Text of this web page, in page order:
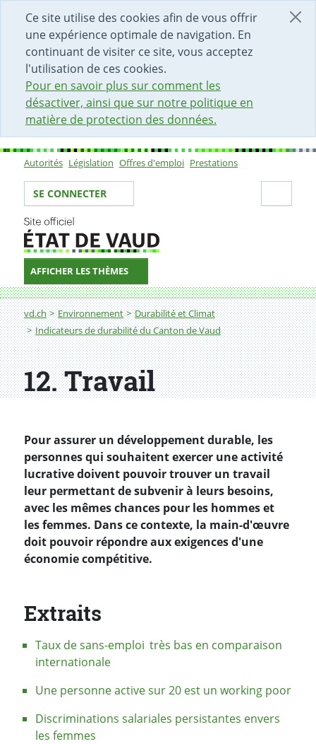
Ce site utilise des cookies afin de vous offrir
une expérience optimale de navigation. En
continuant de visiter ce site, vous acceptez
l'utilisation de ces cookies.
Pour en savoir plus sur comment les
désactiver, ainsi que sur notre politique en
matière de protection des données.
DÉBUT DU CONTENU DE LA PAGE
ACCÈS AU CHAMP DE RECHERCHE
PAGE D'ACCUEIL
FORMULAIRE DE CONTACT
Sous-navigation
Autorités Législation Offres d'emploi Prestations
Votre identité
SE CONNECTER
AFFICHER LES THÈMES
Fil d'Ariane
vd.ch Environnement
Durabilité et Climat
Indicateurs de durabilité du Canton de Vaud
12. Travail
12. Travail
Pour assurer un développement durable, les
personnes qui souhaitent exercer une activité
lucrative doivent pouvoir trouver un travail
leur permettant de subvenir à leurs besoins,
avec les mêmes chances pour les hommes et
les femmes. Dans ce contexte, la main-d'œuvre
doit pouvoir répondre aux exigences d'une
économie compétitive.
Extraits
Taux de sans-emploi très bas en comparaison
internationale
Une personne active sur 20 est un working poor
Discriminations salariales persistantes envers
les femmes